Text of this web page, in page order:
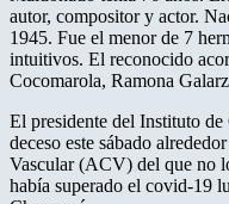
autor, compositor y actor.
1945. Fue el menor de 7
intuitivos. El reconocido
Cocomarola, Ramona
El presidente del Instituto
deceso este sábado
Vascular (ACV) del que no
había superado el covid-19